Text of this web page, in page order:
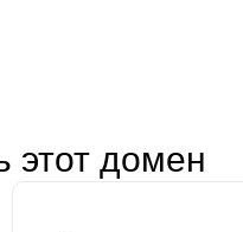
этот домен